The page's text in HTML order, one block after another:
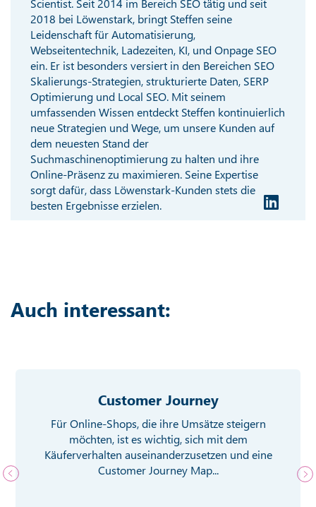
Scientist. Seit 2014 im Bereich SEO tätig und seit
2018 bei Löwenstark, bringt Steffen seine
Leidenschaft für Automatisierung,
Webseitentechnik, Ladezeiten, KI, und Onpage SEO
ein. Er ist besonders versiert in den Bereichen SEO
Skalierungs-Strategien, strukturierte Daten, SERP
Optimierung und Local SEO. Mit seinem
umfassenden Wissen entdeckt Steffen kontinuierlich
neue Strategien und Wege, um unsere Kunden auf
dem neuesten Stand der
Suchmaschinenoptimierung zu halten und ihre
Online-Präsenz zu maximieren. Seine Expertise
sorgt dafür, dass Löwenstark-Kunden stets die
besten Ergebnisse erzielen.
Auch interessant:
Customer Journey
Für Online-Shops, die ihre Umsätze steigern
möchten, ist es wichtig, sich mit dem
Käuferverhalten auseinanderzusetzen und eine
Customer Journey Map...